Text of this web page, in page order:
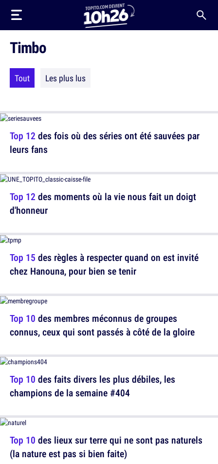
Timbo
Tout Les plus lus
Top 12 des fois où des séries ont été sauvées par
leurs fans
Top 15 des règles à respecter quand on est invité
chez Hanouna, pour bien se tenir
Top 10 des faits divers les plus débiles, les
champions de la semaine #404
Top 12 des moments où la vie nous fait un doigt
d'honneur
Top 10 des membres méconnus de groupes
connus, ceux qui sont passés à côté de la gloire
Top 10 des lieux sur terre qui ne sont pas naturels
(la nature est pas si bien faite)